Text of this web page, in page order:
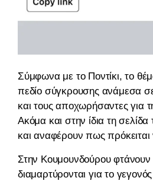
Σύμφωνα με το Ποντίκι, το
πεδίο σύγκρουσης ανάμεσα
και τους αποχωρήσαντες για
Ακόμα και στην ίδια τη σελίδα
και αναφέρουν πως πρόκειται
Στην Κουμουνδούρου
διαμαρτύρονται για το